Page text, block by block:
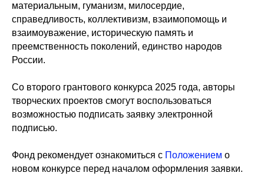
материальным, гуманизм, милосердие,
справедливость, коллективизм, взаимопомощь и
взаимоуважение, историческую память и
преемственность поколений, единство народов
России.
Со второго грантового конкурса 2025 года, авторы
творческих проектов смогут воспользоваться
возможностью подписать заявку электронной
подписью.
Фонд рекомендует ознакомиться с Положением о
новом конкурсе перед началом оформления заявки.